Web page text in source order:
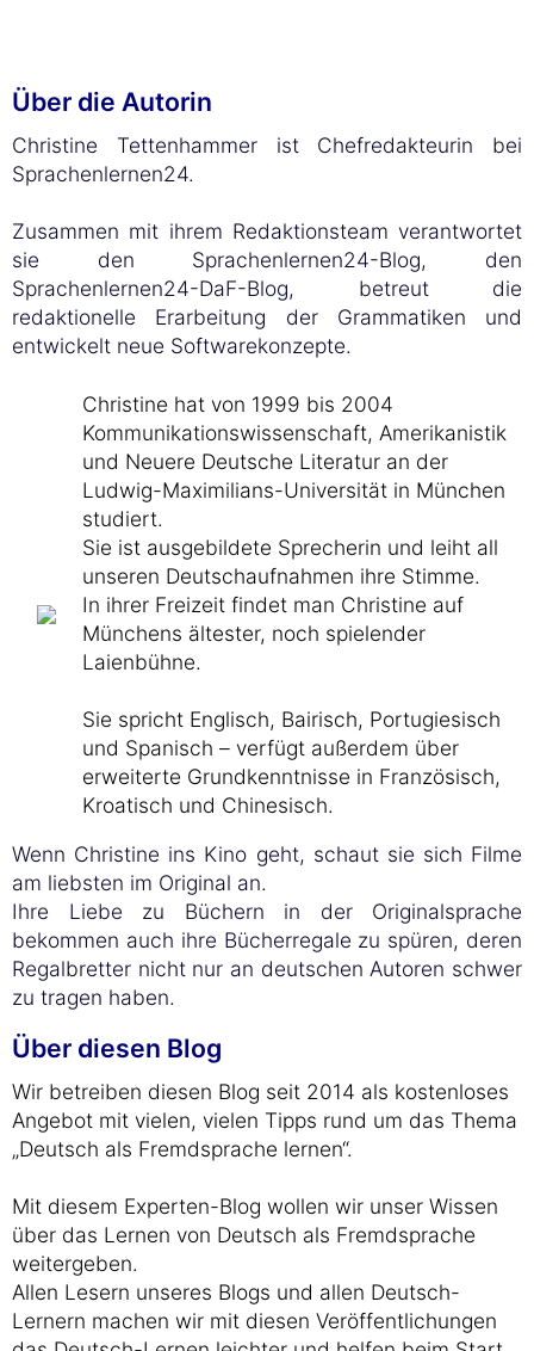
Über die Autorin
Christine Tettenhammer ist Chefredakteurin bei
Sprachenlernen24.
Zusammen mit ihrem Redaktionsteam verantwortet
sie den Sprachenlernen24-Blog, den
Sprachenlernen24-DaF-Blog, betreut die
redaktionelle Erarbeitung der Grammatiken und
entwickelt neue Softwarekonzepte.
Christine hat von 1999 bis 2004
Kommunikationswissenschaft, Amerikanistik
und Neuere Deutsche Literatur an der
Ludwig-Maximilians-Universität in München
studiert.
Sie ist ausgebildete Sprecherin und leiht all
unseren Deutschaufnahmen ihre Stimme.
In ihrer Freizeit findet man Christine auf
Münchens ältester, noch spielender
Laienbühne.
Sie spricht Englisch, Bairisch, Portugiesisch
und Spanisch – verfügt außerdem über
erweiterte Grundkenntnisse in Französisch,
Kroatisch und Chinesisch.
Wenn Christine ins Kino geht, schaut sie sich Filme
am liebsten im Original an.
Ihre Liebe zu Büchern in der Originalsprache
bekommen auch ihre Bücherregale zu spüren, deren
Regalbretter nicht nur an deutschen Autoren schwer
zu tragen haben.
Über diesen Blog
Wir betreiben diesen Blog seit 2014 als kostenloses
Angebot mit vielen, vielen Tipps rund um das Thema
„Deutsch als Fremdsprache lernen“.
Mit diesem Experten-Blog wollen wir unser Wissen
über das Lernen von Deutsch als Fremdsprache
weitergeben.
Allen Lesern unseres Blogs und allen Deutsch-
Lernern machen wir mit diesen Veröffentlichungen